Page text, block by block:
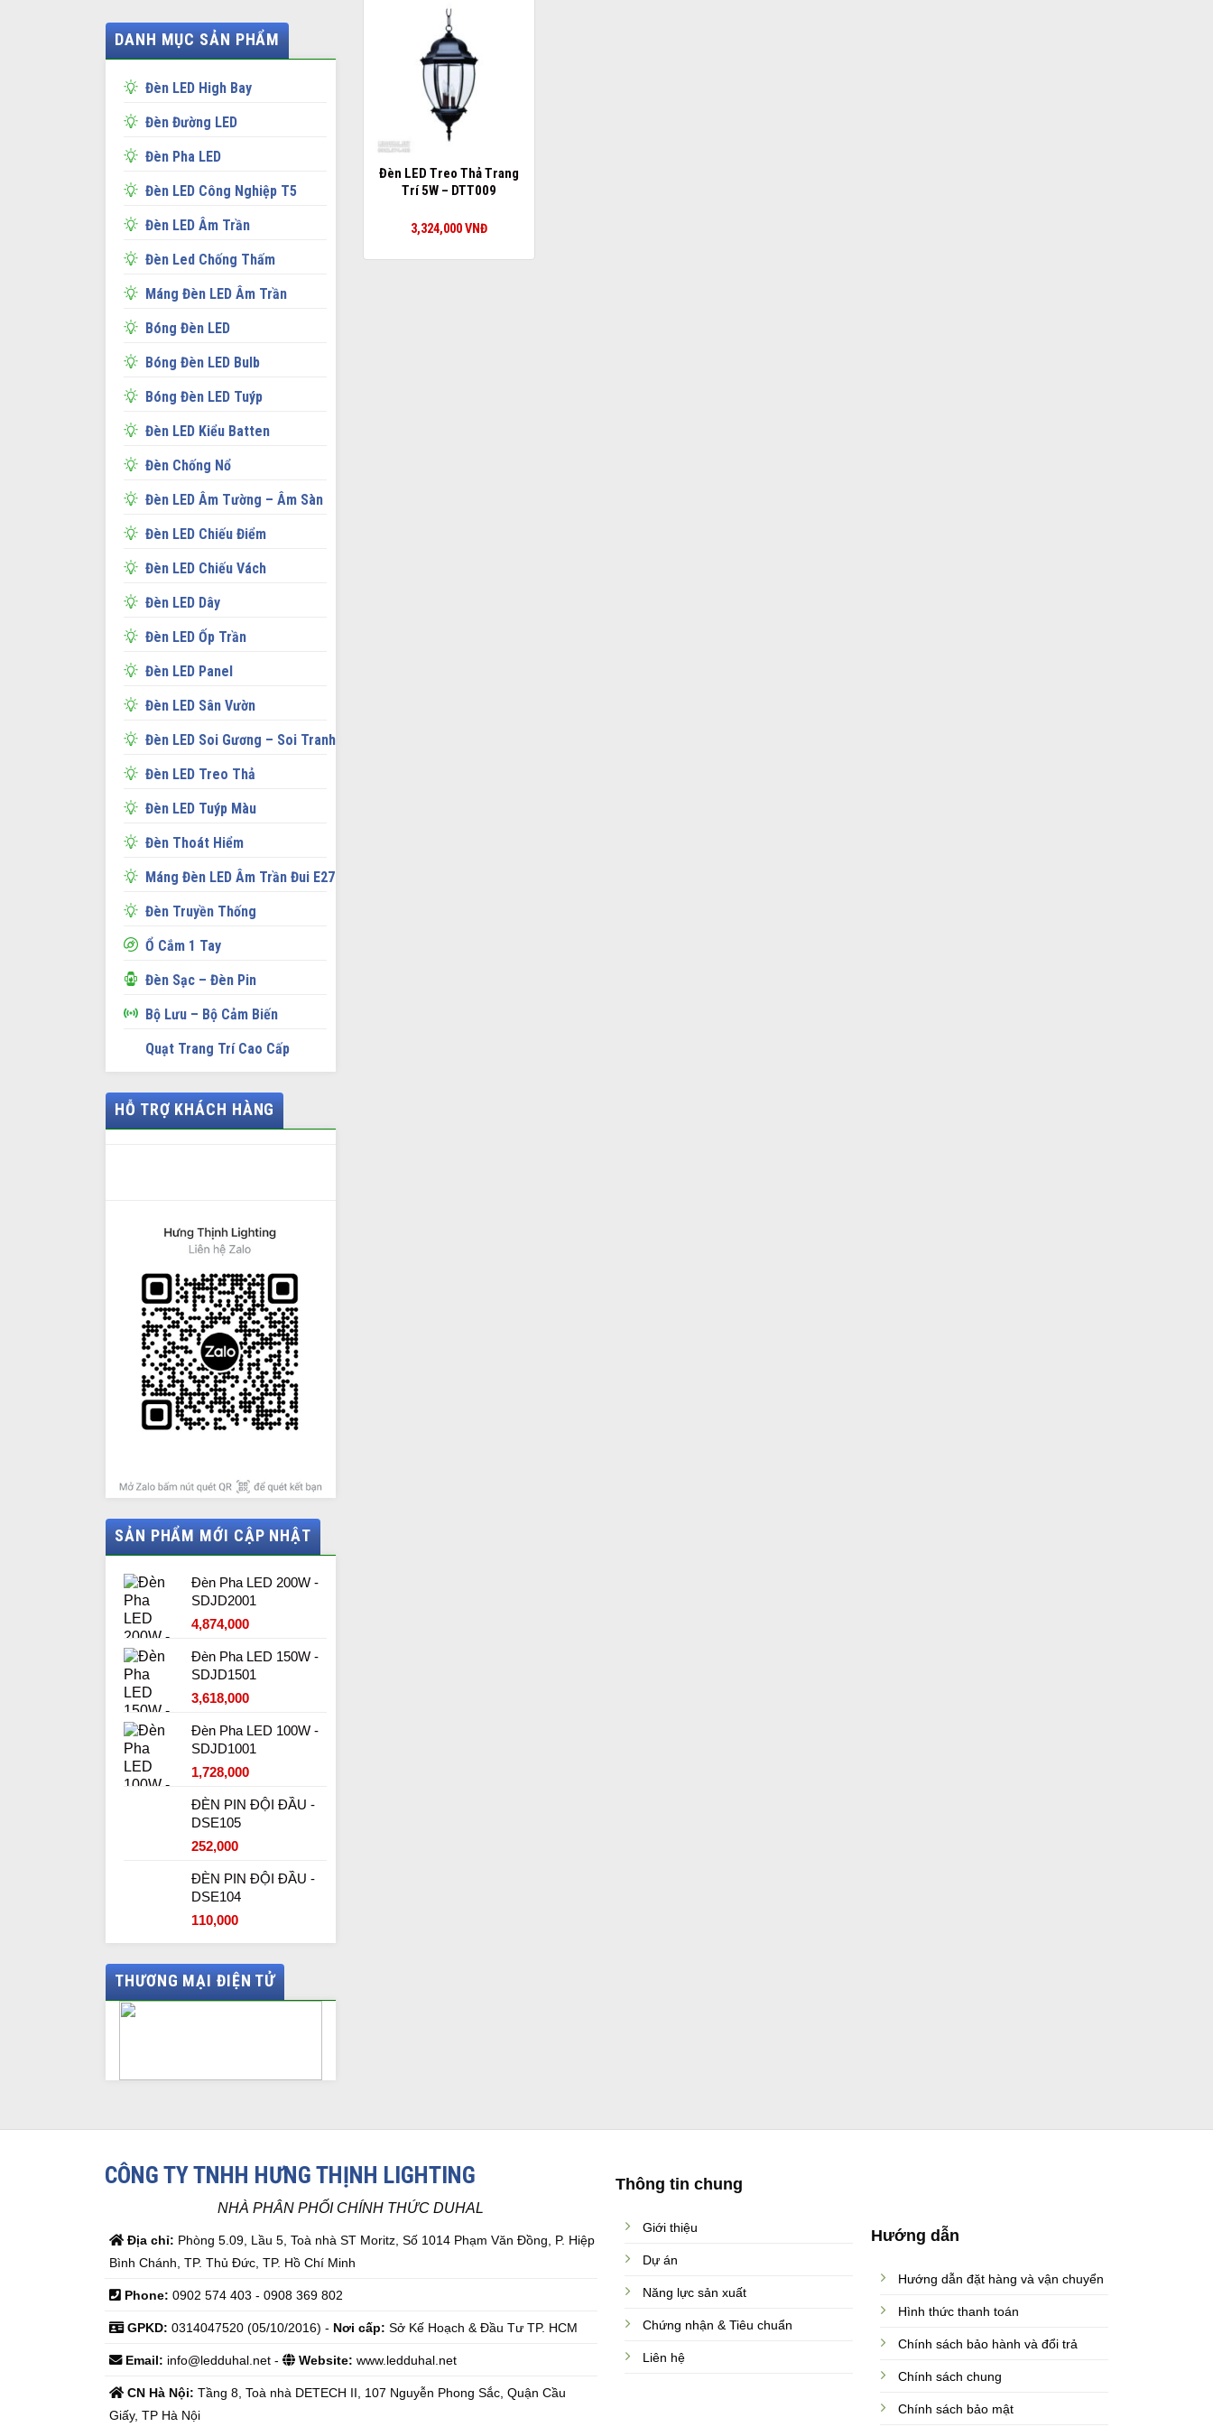
DANH MỤC SẢN PHẨM
Đèn LED High Bay
Đèn Đường LED
Đèn Pha LED
Đèn LED Công Nghiệp T5
Đèn LED Âm Trần
Đèn Led Chống Thấm
Máng Đèn LED Âm Trần
Bóng Đèn LED
Bóng Đèn LED Bulb
Bóng Đèn LED Tuýp
Đèn LED Kiểu Batten
Đèn Chống Nổ
Đèn LED Âm Tường – Âm Sàn
Đèn LED Chiếu Điểm
Đèn LED Chiếu Vách
Đèn LED Dây
Đèn LED Ốp Trần
Đèn LED Panel
Đèn LED Sân Vườn
Đèn LED Soi Gương – Soi Tranh
Đèn LED Treo Thả
Đèn LED Tuýp Màu
Đèn Thoát Hiểm
Máng Đèn LED Âm Trần Đui E27
Đèn Truyền Thống
Ổ Cắm 1 Tay
Đèn Sạc – Đèn Pin
Bộ Lưu – Bộ Cảm Biến
Quạt Trang Trí Cao Cấp
HỖ TRỢ KHÁCH HÀNG
SẢN PHẨM MỚI CẬP NHẬT
Đèn Pha LED 200W -
SDJD2001
4,874,000
Đèn Pha LED 150W -
SDJD1501
3,618,000
Đèn Pha LED 100W -
SDJD1001
1,728,000
ĐÈN PIN ĐỘI ĐẦU -
DSE105
252,000
ĐÈN PIN ĐỘI ĐẦU -
DSE104
110,000
THƯƠNG MẠI ĐIỆN TỬ
Đèn LED Treo Thả Trang
Trí 5W – DTT009
3,324,000VNĐ
CÔNG TY TNHH HƯNG THỊNH LIGHTING
NHÀ PHÂN PHỐI CHÍNH THỨC DUHAL
Địa chỉ: Phòng 5.09, Lầu 5, Toà nhà ST Moritz, Số 1014 Phạm Văn Đồng, P. Hiệp
Bình Chánh, TP. Thủ Đức, TP. Hồ Chí Minh
Phone: 0902 574 403 - 0908 369 802
GPKD: 0314047520 (05/10/2016) - Nơi cấp: Sở Kế Hoạch & Đầu Tư TP. HCM
Email: info@ledduhal.net- Website: www.ledduhal.net
CN Hà Nội: Tầng 8, Toà nhà DETECH II, 107 Nguyễn Phong Sắc, Quận Cầu
Giấy, TP Hà Nội
Thông tin chung
Giới thiệu
Dự án
Năng lực sản xuất
Chứng nhận & Tiêu chuẩn
Liên hệ
Hướng dẫn
Hướng dẫn đặt hàng và vận chuyển
Hình thức thanh toán
Chính sách bảo hành và đổi trả
Chính sách chung
Chính sách bảo mật